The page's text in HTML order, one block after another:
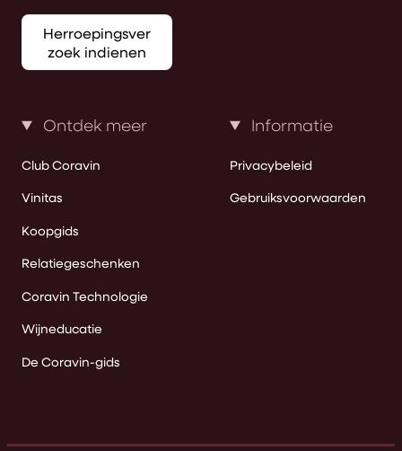
Herroepingsver
zoek indienen
Ontdek meer
Club Coravin
Vinitas
Koopgids
Relatiegeschenken
Coravin Technologie
Wijneducatie
De Coravin-gids
Informatie
Privacybeleid
Gebruiksvoorwaarden